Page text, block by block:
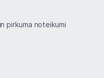
pirkuma noteikumi